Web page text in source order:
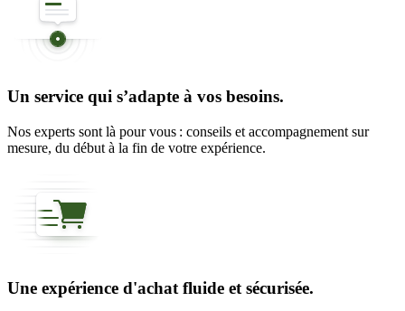
Un service qui s’adapte à vos besoins.
Nos experts sont là pour vous : conseils et accompagnement sur
mesure, du début à la fin de votre expérience.
Une expérience d'achat fluide et sécurisée.